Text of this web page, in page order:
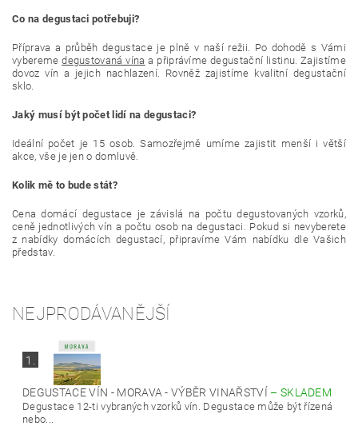
Co na degustaci potřebuji?
Příprava a průběh degustace je plně v naší režii. Po dohodě s Vámi
vyberemedegustovaná vína a připrávíme degustační listinu. Zajistíme
dovoz vín a jejich nachlazení. Rovněž zajistíme kvalitní degustační
sklo.
Jaký musí být počet lidí na degustaci?
Ideální počet je 15 osob. Samozřejmě umíme zajistit menší i větší
akce, vše je jen o domluvě.
Kolik mě to bude stát?
Cena domácí degustace je závislá na počtu degustovaných vzorků,
ceně jednotlivých vín a počtu osob na degustaci. Pokud si nevyberete
z nabídky domácích degustací, připravíme Vám nabídku dle Vašich
představ.
NEJPRODÁVANĚJŠÍ
1.
DEGUSTACE VÍN - MORAVA - VÝBĚR VINAŘSTVÍ – SKLADEM
Degustace 12-ti vybraných vzorků vín. Degustace může být řízená
nebo...